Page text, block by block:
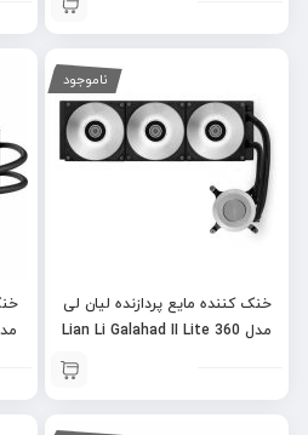
ناموجود
خنک کننده مایع پردازنده لیان لی
مدل Lian Li Galahad II Lite 360